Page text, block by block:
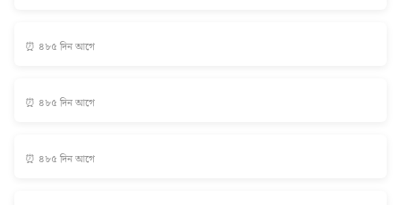
⏰ ৪৮৫ দিন আগে
⏰ ৪৮৫ দিন আগে
⏰ ৪৮৫ দিন আগে